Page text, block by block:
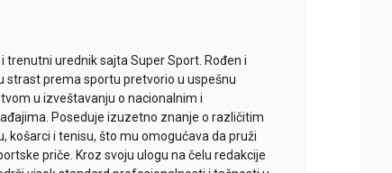
trenutni urednik sajta Super Sport. Rođen i
strast prema sportu pretvorio u uspešnu
u izveštavanju o nacionalnim i
Poseduje izuzetno znanje o različitim
košarci i tenisu, što mu omogućava da pruži
priče. Kroz svoju ulogu na čelu redakcije